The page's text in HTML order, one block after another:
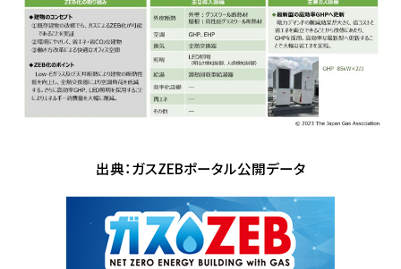
出典：ガスZEBポータル公開データ